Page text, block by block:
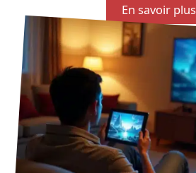
En savoir plus